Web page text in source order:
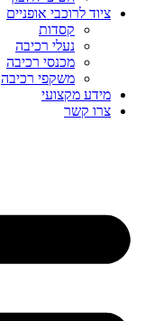
ציוד לרוכבי אופניים
קסדות
נעלי רכיבה
מכנסי רכיבה
משקפי רכיבה
מידע מקצועי
צרו קשר